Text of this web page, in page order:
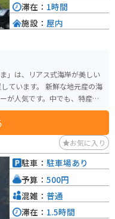
」は、リアス式海岸が美しい
鮮な地元産の海
が人気です。中でも、特産品
ひ味わいたい一品です。道の
り、休憩スポットとしても最
ィングロードは、景色も良
他に、日本の滝百選に選ば
日向松島」などの観光スポッ
滞在： 1時間
施設： 屋内
お気に入り
駐車： 駐車場あり
予算： 500円
混雑： 普通
滞在： 1.5時間